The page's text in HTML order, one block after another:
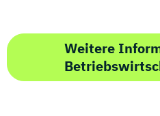
Immobilienkaufleute
Immobilienwirtschaft
Information
Weitere